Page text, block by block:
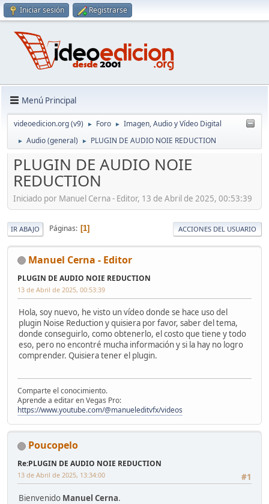
Iniciar sesión Registrarse
Menú Principal
videoedicion.org (v9) ► Foro ► Imagen, Audio y Vídeo Digital
► Audio (general) ► PLUGIN DE AUDIO NOIE REDUCTION
PLUGIN DE AUDIO NOIE
REDUCTION
Iniciado por Manuel Cerna - Editor, 13 de Abril de 2025, 00:53:39
IR ABAJO Páginas 1 ACCIONES DEL USUARIO
Manuel Cerna - Editor
PLUGIN DE AUDIO NOIE REDUCTION
13 de Abril de 2025, 00:53:39
Hola, soy nuevo, he visto un vídeo donde se hace uso del
plugin Noise Reduction y quisiera por favor, saber del tema,
donde conseguirlo, como obtenerlo, el costo que tiene y todo
eso, pero no encontré mucha información y si la hay no logro
comprender. Quisiera tener el plugin.
Comparte el conocimiento.
Aprende a editar en Vegas Pro:
https://www.youtube.com/@manueleditvfx/videos
Poucopelo
Re:PLUGIN DE AUDIO NOIE REDUCTION
#1
13 de Abril de 2025, 13:34:00
Bienvenido Manuel Cerna.